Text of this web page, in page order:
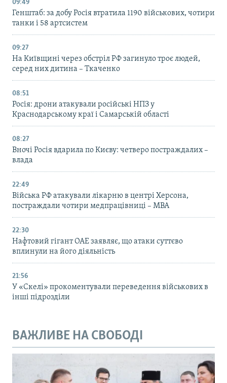
09:49
Генштаб: за добу Росія втратила 1190 військових, чотири
танки і 58 артсистем
09:27
На Київщині через обстріл РФ загинуло троє людей,
серед них дитина – Ткаченко
08:51
Росія: дрони атакували російські НПЗ у
Краснодарському краї і Самарській області
08:27
Вночі Росія вдарила по Києву: четверо постраждалих –
влада
22:49
Війська РФ атакували лікарню в центрі Херсона,
постраждали чотири медпрацівниці – МВА
22:30
Нафтовий гігант ОАЕ заявляє, що атаки суттєво
вплинули на його діяльність
21:56
У «Скелі» прокоментували переведення військових в
інші підрозділи
ВАЖЛИВЕ НА СВОБОДІ